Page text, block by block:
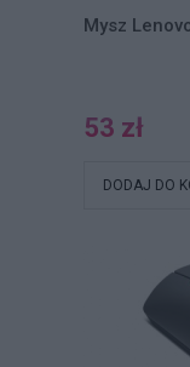
Mysz
53 zł
DODAJ DO